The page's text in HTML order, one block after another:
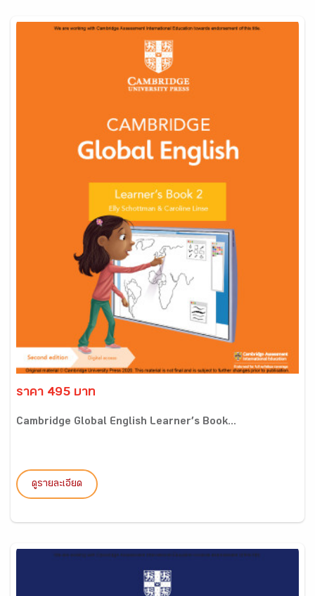
ราคา 495 บาท
Cambridge Global English Learner’s Book...
ดูรายละเอียด